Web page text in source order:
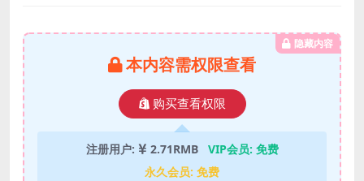
隐藏内容
本内容需权限查看
购买查看权限
注册用户: 2.71RMB VIP会员: 免费
永久会员: 免费